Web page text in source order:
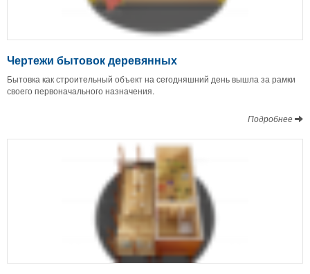
Чертежи бытовок деревянных
Бытовка как строительный объект на сегодняшний день вышла за рамки
своего первоначального назначения.
Подробнее